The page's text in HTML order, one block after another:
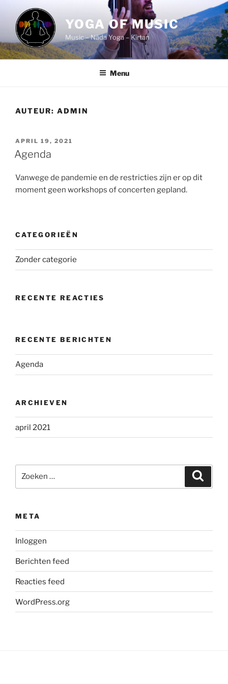
inhoud
YOGA OF MUSIC
Music – Nāda Yoga – Kīrtan
Menu
AUTEUR: ADMIN
GEPLAATST
OP
APRIL 19, 2021
Agenda
Vanwege de pandemie en de restricties zijn er op dit
moment geen workshops of concerten gepland.
CATEGORIEËN
Zonder categorie
RECENTE REACTIES
RECENTE BERICHTEN
Agenda
ARCHIEVEN
april 2021
naar:
META
Inloggen
Berichten feed
Reacties feed
WordPress.org